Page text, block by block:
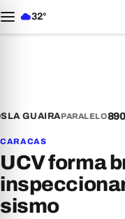
32°
LA GUAIRAPARALELO
CARACAS
UCV forma
sismo